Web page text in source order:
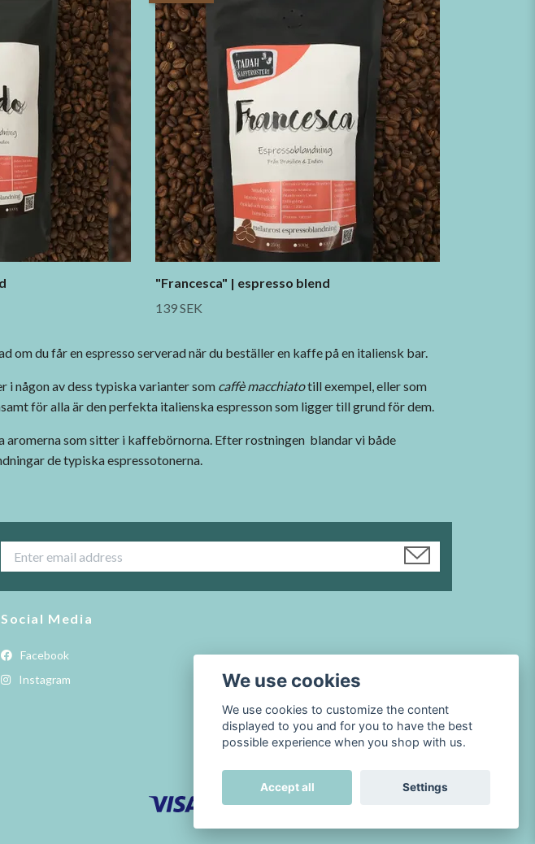
"Francesca" | espresso blend
139 SEK
om du får en espresso serverad när du beställer en kaffe på en italiensk bar.
i någon av dess typiska varianter som caffè macchiatotill exempel, eller som
för alla är den perfekta italienska espresson som ligger till grund för dem.
som sitter i kaffebörnorna. Efter rostningen blandar vi både
de typiska espressotonerna.
Social Media
Facebook
Instagram
We use cookies
We use cookies to customize the content
displayed to you and for you to have the best
possible experience when you shop with us.
Accept all Settings